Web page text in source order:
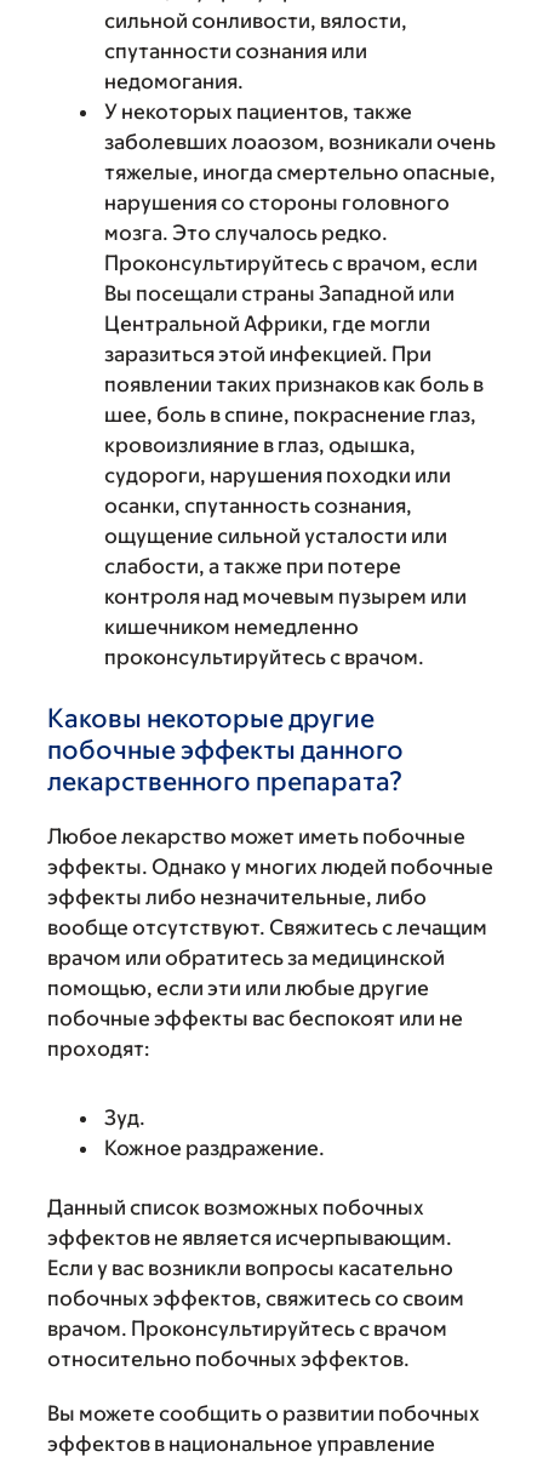
сильной сонливости, вялости,
спутанности сознания или
недомогания.
У некоторых пациентов, также
заболевших лоаозом, возникали очень
тяжелые, иногда смертельно опасные,
нарушения со стороны головного
мозга. Это случалось редко.
Проконсультируйтесь с врачом, если
Вы посещали страны Западной или
Центральной Африки, где могли
заразиться этой инфекцией. При
появлении таких признаков как боль в
шее, боль в спине, покраснение глаз,
кровоизлияние в глаз, одышка,
судороги, нарушения походки или
осанки, спутанность сознания,
ощущение сильной усталости или
слабости, а также при потере
контроля над мочевым пузырем или
кишечником немедленно
проконсультируйтесь с врачом.
Каковы некоторые другие
побочные эффекты данного
лекарственного препарата?
Любое лекарство может иметь побочные
эффекты. Однако у многих людей побочные
эффекты либо незначительные, либо
вообще отсутствуют. Свяжитесь с лечащим
врачом или обратитесь за медицинской
помощью, если эти или любые другие
побочные эффекты вас беспокоят или не
проходят:
Зуд.
Кожное раздражение.
Данный список возможных побочных
эффектов не является исчерпывающим.
Если у вас возникли вопросы касательно
побочных эффектов, свяжитесь со своим
врачом. Проконсультируйтесь с врачом
относительно побочных эффектов.
Вы можете сообщить о развитии побочных
эффектов в национальное управление